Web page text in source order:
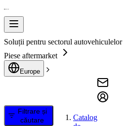
Soluții pentru sectorul autovehiculelor
Piese aftermarket
Europe
Filtrare și
căutare
Catalog